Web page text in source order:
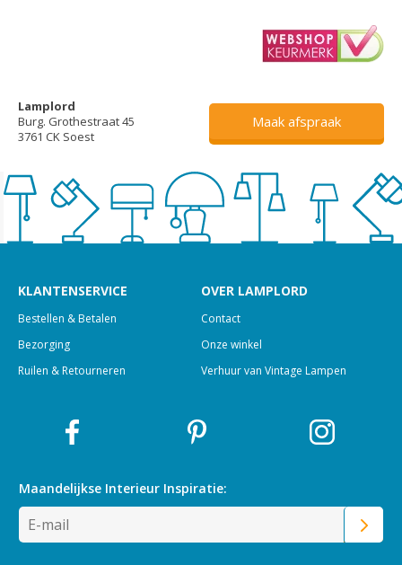
Lamplord
Burg. Grothestraat 45
3761 CK Soest
Maak afspraak
KLANTENSERVICE
Bestellen & Betalen
Bezorging
Ruilen & Retourneren
OVER LAMPLORD
Contact
Onze winkel
Verhuur van Vintage Lampen
Maandelijkse Interieur Inspiratie: